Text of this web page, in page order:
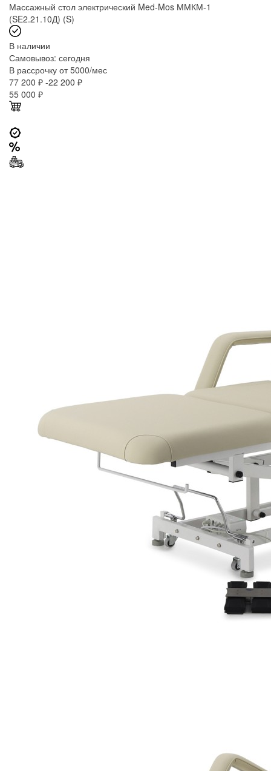
Массажный стол электрический Med-Mos ММКМ-1
(SE2.21.10Д) (S)
В наличии
Самовывоз: сегодня
В рассрочку от 5000/мес
77 200 ₽ -22 200 ₽
55 000 ₽